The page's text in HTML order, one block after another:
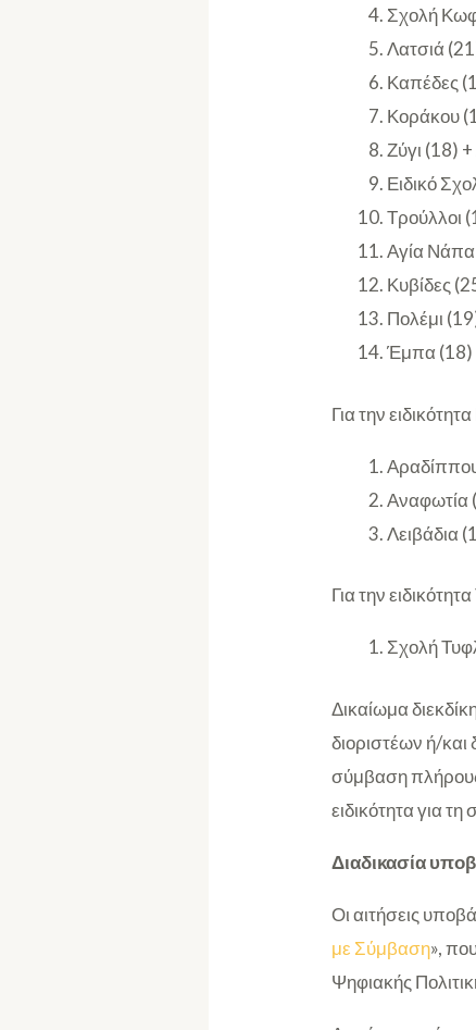
Σχολή
Λατσιά
Καπέδες
Κοράκου
Ζύγι (18)
Ειδικό
Τρούλλοι
Αγία Νάπα
Κυβίδες
Πολέμι
Έμπα (18)
Για την
Αναφωτία
Λειβάδια
Για την
Σχολή
Δικαίωμα
διοριστέων ή/και
σύμβαση
ειδικότητα για
Διαδικασία
Οι αιτήσεις
με Σύμβαση»,
Ψηφιακής